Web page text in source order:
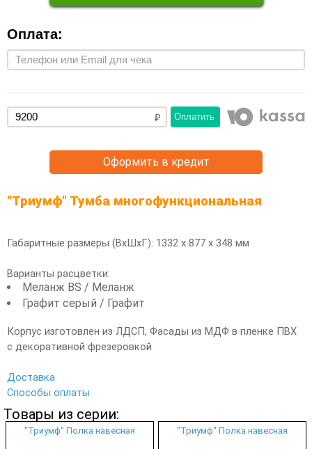
Оплата:
Оплатить
Оформить в кредит
"Триумф" Тумба многофункциональная
Габаритные размеры (ВхШхГ): 1332 х 877 х 348 мм
Варианты расцветки:
Меланж BS / Меланж
Графит серый / Графит
Корпус изготовлен из ЛДСП, Фасады из МДФ в пленке ПВХ
с декоративной фрезеровкой
Доставка
Способы оплаты
Товары из серии:
"Триумф" Полка навесная "Триумф" Полка навесная